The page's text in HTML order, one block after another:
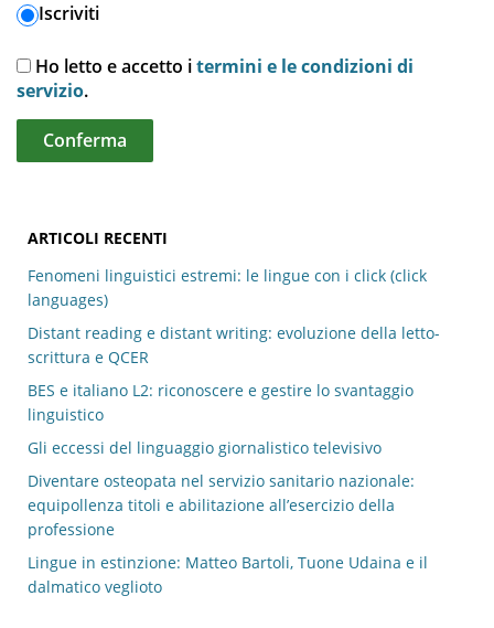
Iscriviti
Ho letto e accetto itermini e le condizioni di
servizio.
ARTICOLI RECENTI
Fenomeni linguistici estremi: le lingue con i click (click
languages)
Distant reading e distant writing: evoluzione della letto-
scrittura e QCER
BES e italiano L2: riconoscere e gestire lo svantaggio
linguistico
Gli eccessi del linguaggio giornalistico televisivo
Diventare osteopata nel servizio sanitario nazionale:
equipollenza titoli e abilitazione all’esercizio della
professione
Lingue in estinzione: Matteo Bartoli, Tuone Udaina e il
dalmatico veglioto